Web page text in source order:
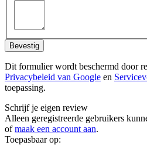
Bevestig
Dit formulier wordt beschermd door
Privacybeleid van Google en
toepassing.
Schrijf je eigen review
Alleen geregistreerde gebruikers
ofmaak een account aan.
Toepasbaar op: